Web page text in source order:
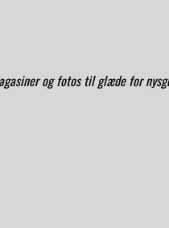
og fotos til glæde for